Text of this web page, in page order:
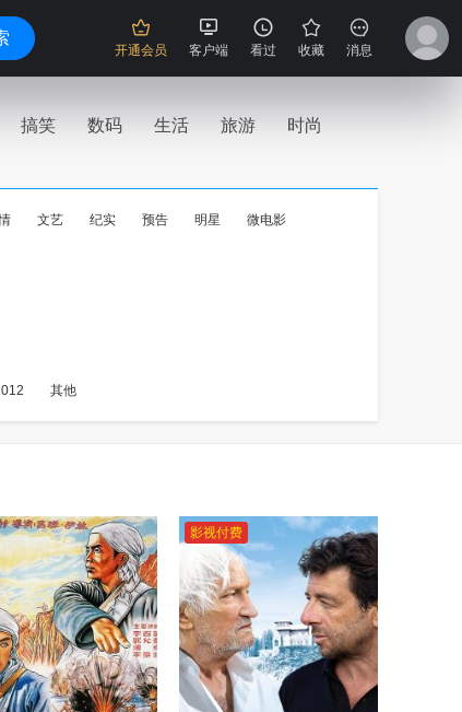
开通会员 客户端 看过 收藏 消息
搞笑 数码 生活 旅游
时尚
文艺 纪实 预告 明星 微电影
其他
影视付费